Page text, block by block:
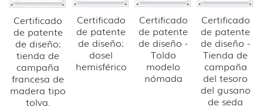
Certificado
de patente
de diseño:
tienda de
campaña
francesa de
madera tipo
tolva.
Certificado
de patente
de diseño:
dosel
hemisférico
Certificado
de patente
de diseño -
Toldo
modelo
nómada
Certificado
de patente
de diseño -
Tienda de
campaña
del tesoro
del gusano
de seda